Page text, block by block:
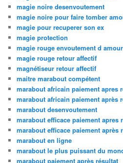
magie noire desenvoutement
magie noire pour faire tomber
magie pour recuperer son ex
magie protection
magie rouge envoutement d amour
magie rouge retour affectif
magnétiseur retour affectif
maitre marabout compétent
marabout africain paiement apres
marabout africain paiement après
marabout desenvoutement
marabout efficace paiement apres
marabout efficace paiement après
marabout en ligne
marabout le plus puissant du
marabout paiement après résultat